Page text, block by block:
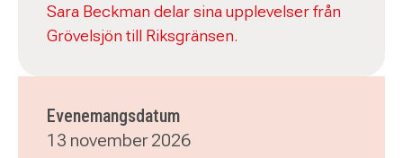
Sara Beckman delar sina upplevelser från
Grövelsjön till Riksgränsen.
Evenemangsdatum
13 november 2026